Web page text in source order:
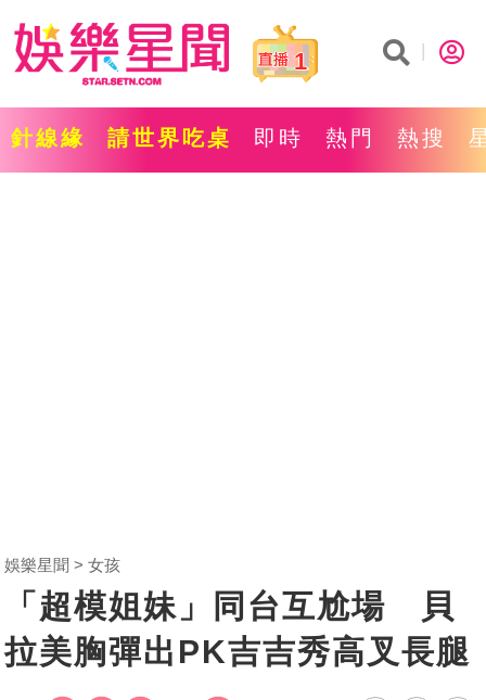
1
針線緣 請世界吃桌 即時 熱門 熱搜
娛樂星聞 女孩
「超模姐妹」同台互尬場 貝
拉美胸彈出PK吉吉秀高叉長腿